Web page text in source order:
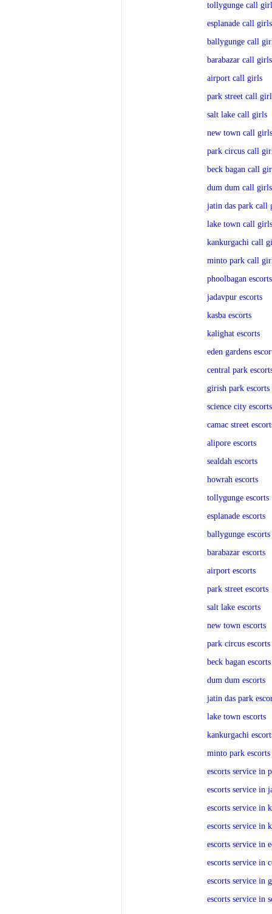
tollygunge call
esplanade call girls
ballygunge call
barabazar call girls
airport call girls
park street call
salt lake call girls
new town call girls
park circus call
beck bagan call
dum dum call girls
jatin das park call
lake town call girls
kankurgachi call
minto park call
phoolbagan escorts
jadavpur escorts
kasba escorts
kalighat escorts
eden gardens
central park
girish park escorts
science city escorts
camac street
alipore escorts
sealdah escorts
howrah escorts
tollygunge escorts
esplanade escorts
ballygunge escorts
barabazar escorts
airport escorts
park street escorts
salt lake escorts
new town escorts
park circus escorts
beck bagan escorts
dum dum escorts
jatin das park
lake town escorts
kankurgachi
minto park escorts
escorts service in
escorts service in
escorts service in
escorts service in
escorts service in
escorts service in
escorts service in
escorts service in